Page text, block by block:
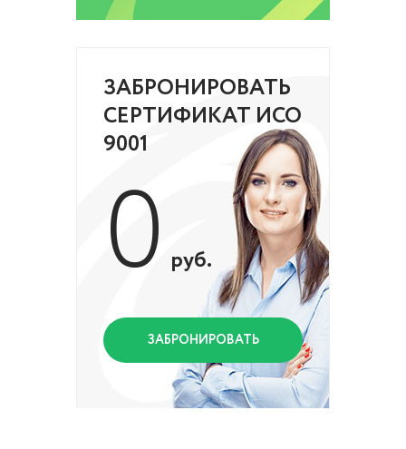
ЗАБРОНИРОВАТЬ
СЕРТИФИКАТ ИСО
9001
0 руб.
ЗАБРОНИРОВАТЬ